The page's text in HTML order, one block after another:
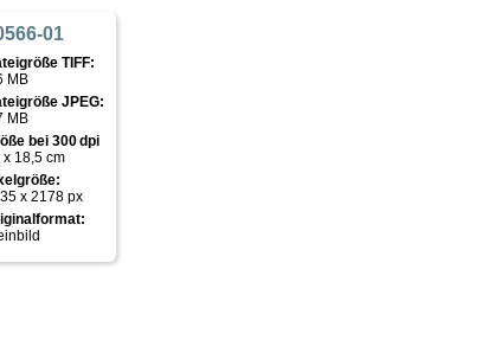
01
TIFF:
MB
JPEG:
MB
bei 300 dpi
x 18,5 cm
x 2178 px